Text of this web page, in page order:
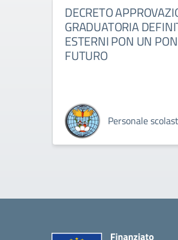
DECRETO
GRADUATORIA
ESTERNI PON UN
FUTURO
Personale